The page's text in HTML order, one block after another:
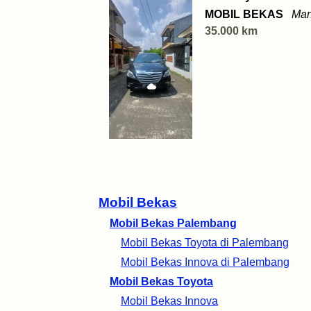
Mobil Bekas
Mobil Bekas Palembang
Mobil Bekas Toyota di Palembang
Mobil Bekas Innova di Palembang
Mobil Bekas Toyota
Mobil Bekas Innova
MOBIL BEKAS
35.000 km